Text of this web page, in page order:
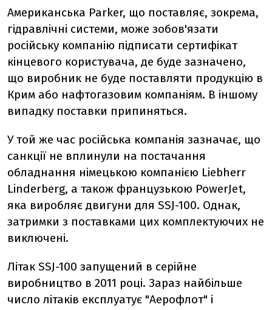
Американська Parker, що поставляє, зокрема,
гідравлічні системи, може зобов'язати
російську компанію підписати сертифікат
кінцевого користувача, де буде зазначено,
що виробник не буде поставляти продукцію в
Крим або нафтогазовим компаніям. В іншому
випадку поставки припиняться.
У той же час російська компанія зазначає, що
санкції не вплинули на постачання
обладнання німецькою компанією Liebherr
Linderberg, а також французькою PowerJet,
яка виробляє двигуни для SSJ-100. Однак,
затримки з поставками цих комплектуючих не
виключені.
Літак SSJ-100 запущений в серійне
виробництво в 2011 році. Зараз найбільше
число літаків експлуатує "Аерофлот" і